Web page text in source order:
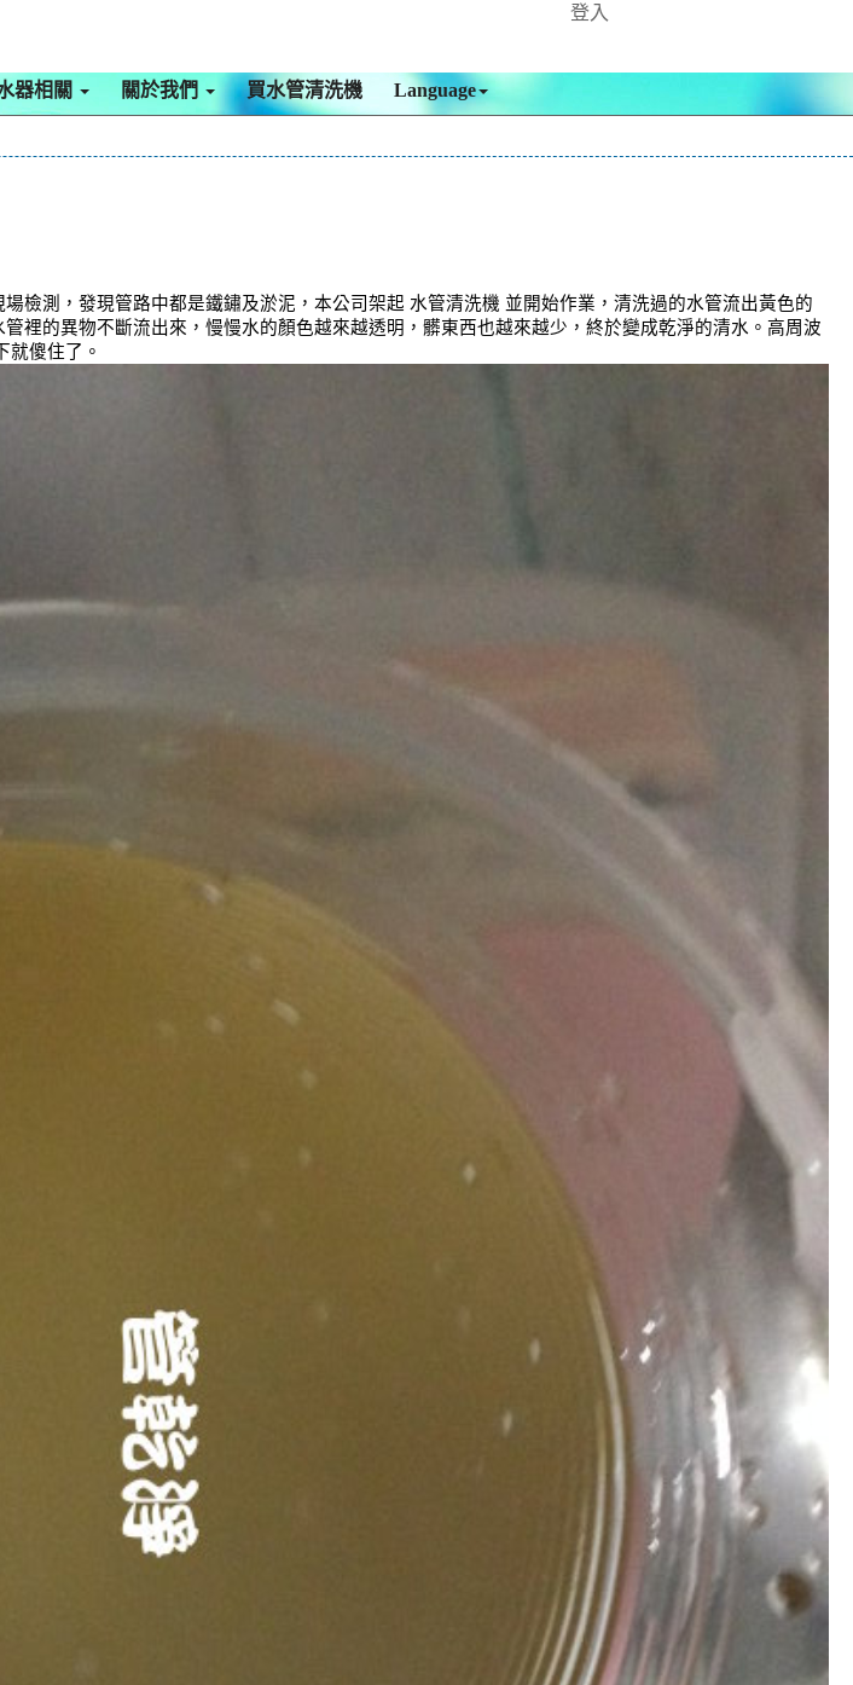
登入
器相關 關於我們 買水管清洗機 Language
檢測，發現管路中都是鐵鏽及淤泥，本公司架起 水管清洗機 並開始作業，清洗過的水管流出黃色的
裡的異物不斷流出來，慢慢水的顏色越來越透明，髒東西也越來越少，終於變成乾淨的清水。高周波
就傻住了。